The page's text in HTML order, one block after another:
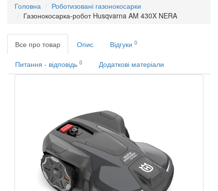
Головна
Роботизовані газонокосарки
Газонокосарка-робот Husqvarna AM 430X NERA
Все про товар Опис Відгуки 0
Питання - відповідь 0 Додаткові матеріали